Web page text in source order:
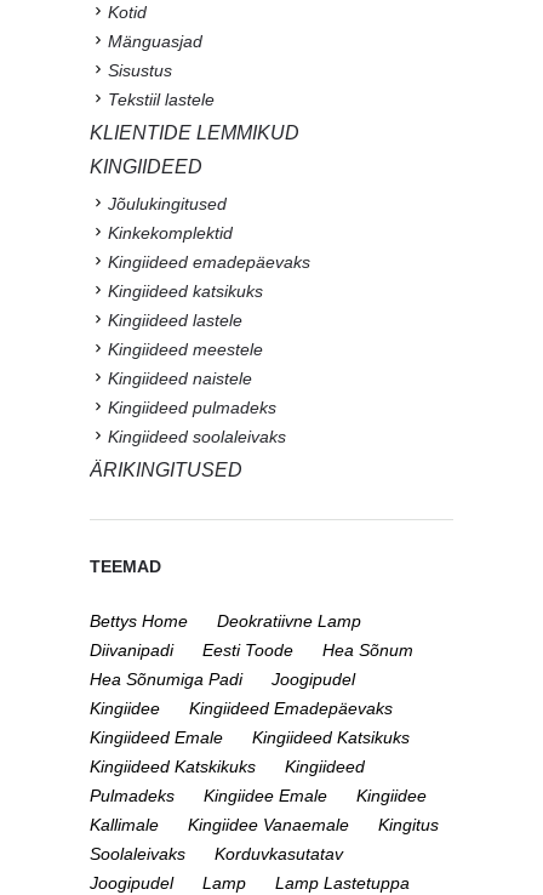
Kotid
Mänguasjad
Sisustus
Tekstiil lastele
KLIENTIDE LEMMIKUD
KINGIIDEED
Jõulukingitused
Kinkekomplektid
Kingiideed emadepäevaks
Kingiideed katsikuks
Kingiideed lastele
Kingiideed meestele
Kingiideed naistele
Kingiideed pulmadeks
Kingiideed soolaleivaks
ÄRIKINGITUSED
TEEMAD
Bettys Home
Deokratiivne Lamp
Diivanipadi
Eesti Toode
Hea Sõnum
Hea Sõnumiga Padi
Joogipudel
Kingiidee
Kingiideed Emadepäevaks
Kingiideed Emale
Kingiideed Katsikuks
Kingiideed Katskikuks
Kingiideed
Pulmadeks
Kingiidee Emale
Kingiidee
Kallimale
Kingiidee Vanaemale
Kingitus
Soolaleivaks
Korduvkasutatav
Joogipudel
Lamp
Lamp Lastetuppa